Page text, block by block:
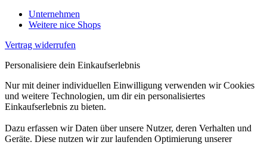
Unternehmen
Weitere nice Shops
Vertrag widerrufen
Personalisiere dein Einkaufserlebnis
Nur mit deiner individuellen Einwilligung verwenden wir Cookies
und weitere Technologien, um dir ein personalisiertes
Einkaufserlebnis zu bieten.
Dazu erfassen wir Daten über unsere Nutzer, deren Verhalten und
Geräte. Diese nutzen wir zur laufenden Optimierung unserer